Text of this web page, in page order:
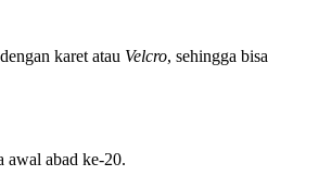
karet atau Velcro, sehingga bisa
awal abad ke-20.